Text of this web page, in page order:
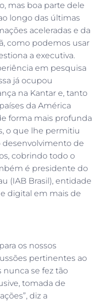
mas boa parte dele
longo das últimas
aceleradas e da
como podemos usar
a executiva.
em pesquisa
já ocupou
na Kantar e, tanto
da América
forma mais profunda
o que lhe permitiu
desenvolvimento de
cobrindo todo o
é presidente do
(IAB Brasil), entidade
digital em mais de
os nossos
pertinentes ao
nunca se fez tão
tomada de
diz a